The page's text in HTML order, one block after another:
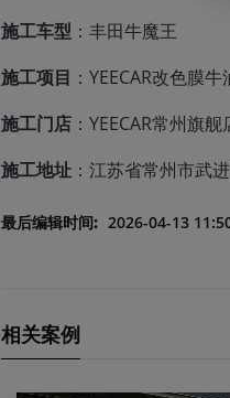
施工车型 ：丰田牛魔王
施工项目 ：YEECAR改色膜
施工门店 ：YEECAR常州旗舰
施工地址 ：江苏省常州市武
最后编辑时间: 2026-04-13
相关案例